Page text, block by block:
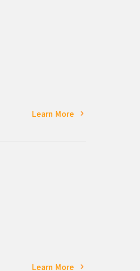
Learn More
Learn More